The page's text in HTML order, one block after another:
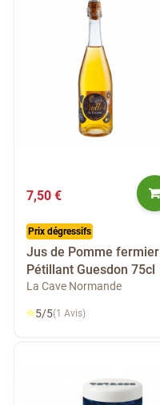
7,50 €
Prix dégressifs
Jus de Pomme fermier
Pétillant Guesdon 75cl
La Cave Normande
⭐5/5(1 Avis)